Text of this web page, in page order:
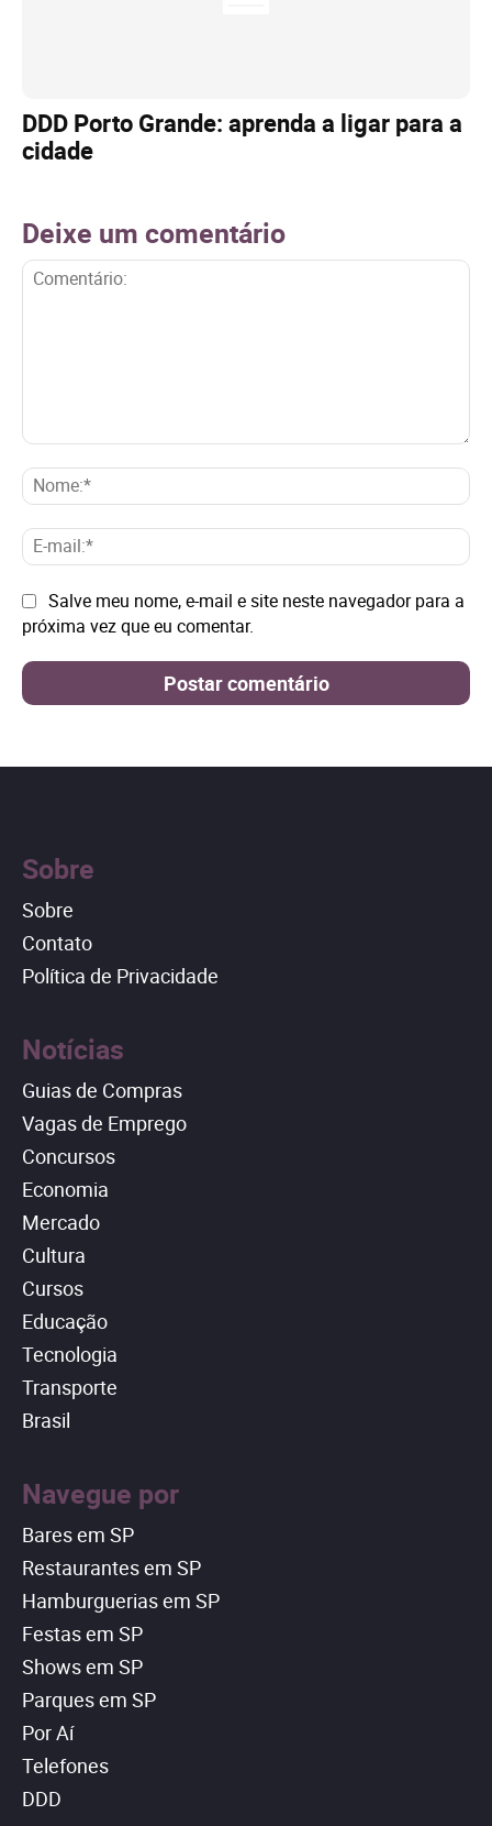
DDD Porto Grande: aprenda a ligar para a
cidade
Deixe um comentário
E-
Site: Salve meu nome, e-mail e site neste navegador para a
próxima vez que eu comentar.
Sobre
Sobre
Contato
Política de Privacidade
Notícias
Guias de Compras
Vagas de Emprego
Concursos
Economia
Mercado
Cultura
Cursos
Educação
Tecnologia
Transporte
Brasil
Navegue por
Bares em SP
Restaurantes em SP
Hamburguerias em SP
Festas em SP
Shows em SP
Parques em SP
Por Aí
Telefones
DDD